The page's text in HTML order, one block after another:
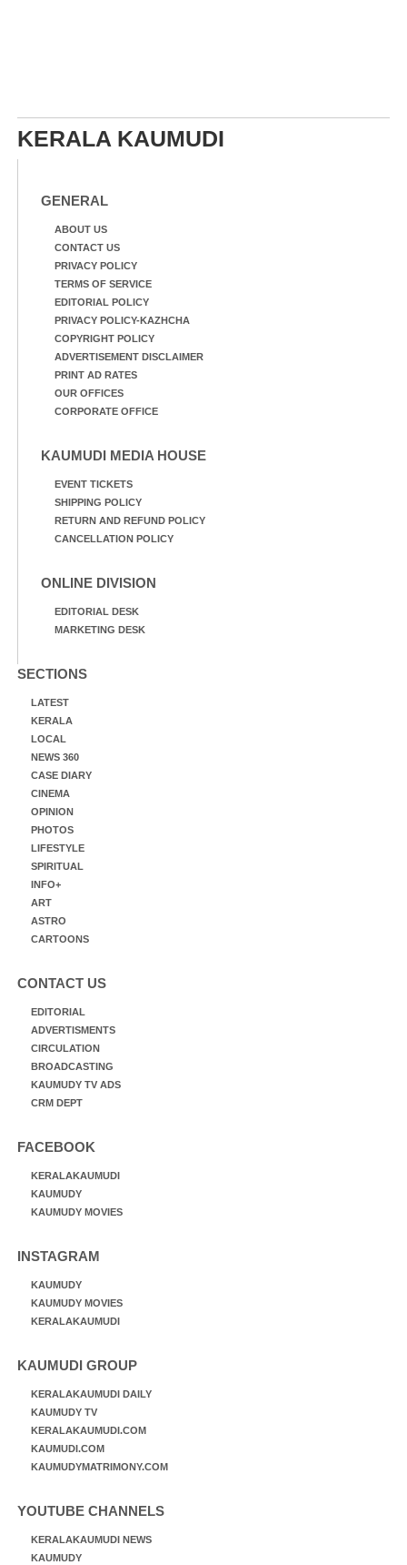
KERALA KAUMUDI
GENERAL
ABOUT US
CONTACT US
PRIVACY POLICY
TERMS OF SERVICE
EDITORIAL POLICY
PRIVACY POLICY-KAZHCHA
COPYRIGHT POLICY
ADVERTISEMENT DISCLAIMER
PRINT AD RATES
OUR OFFICES
CORPORATE OFFICE
KAUMUDI MEDIA HOUSE
EVENT TICKETS
SHIPPING POLICY
RETURN AND REFUND POLICY
CANCELLATION POLICY
ONLINE DIVISION
EDITORIAL DESK
MARKETING DESK
SECTIONS
LATEST
KERALA
LOCAL
NEWS 360
CASE DIARY
CINEMA
OPINION
PHOTOS
LIFESTYLE
SPIRITUAL
INFO+
ART
ASTRO
CARTOONS
CONTACT US
EDITORIAL
ADVERTISMENTS
CIRCULATION
BROADCASTING
KAUMUDY TV ADS
CRM DEPT
FACEBOOK
KERALAKAUMUDI
KAUMUDY
KAUMUDY MOVIES
INSTAGRAM
KAUMUDY
KAUMUDY MOVIES
KERALAKAUMUDI
KAUMUDI GROUP
KERALAKAUMUDI DAILY
KAUMUDY TV
KERALAKAUMUDI.COM
KAUMUDI.COM
KAUMUDYMATRIMONY.COM
YOUTUBE CHANNELS
KERALAKAUMUDI NEWS
KAUMUDY